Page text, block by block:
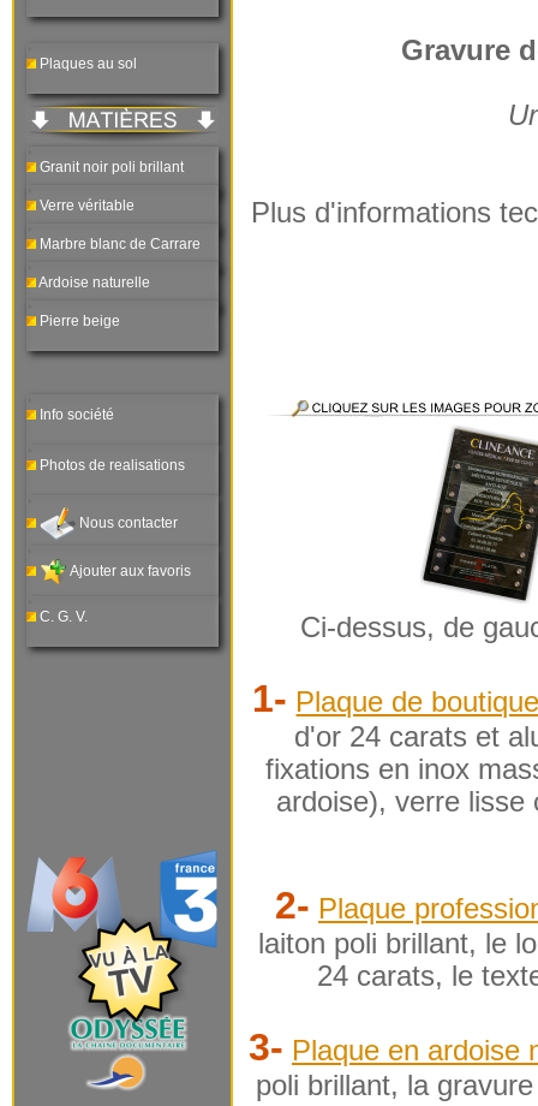
Plaques au sol
Granit noir poli brillant
Verre véritable
Marbre blanc de Carrare
Ardoise naturelle
Pierre beige
Info société
Photos de realisations
Nous contacter
Ajouter aux favoris
C. G. V.
Gravure
Plus d'informations
Ci-dessus, de
1- Plaque de
d'or 24 carats et
fixations en inox
ardoise), verre lisse
2- Plaque
laiton poli brillant, le
24 carats, le
3- Plaque en ardoise
poli brillant, la